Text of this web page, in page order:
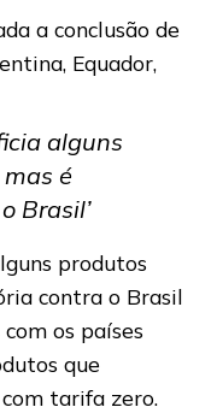
a conclusão de
Equador,
alguns
é
Brasil’
produtos
contra o Brasil
os países
que
tarifa zero.